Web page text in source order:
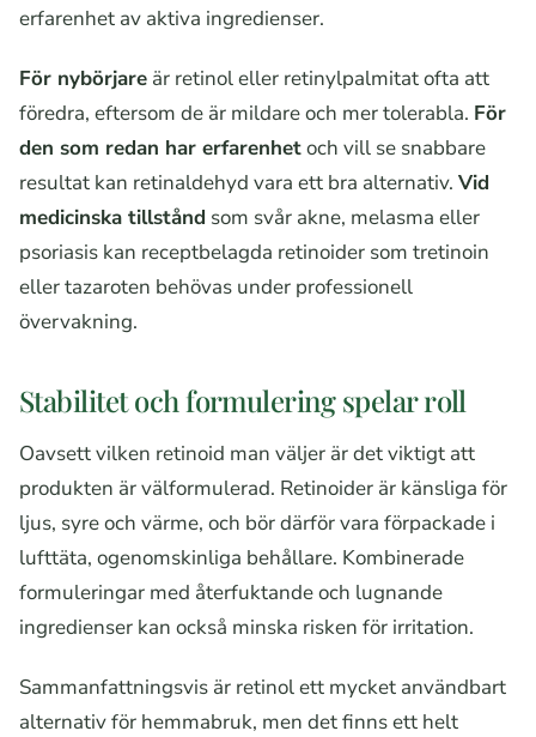
erfarenhet av aktiva ingredienser.
För nybörjare är retinol eller retinylpalmitat ofta att
föredra, eftersom de är mildare och mer tolerabla. För
den som redan har erfarenhetoch vill se snabbare
resultat kan retinaldehyd vara ett bra alternativ. Vid
medicinska tillstånd som svår akne, melasma eller
psoriasis kan receptbelagda retinoider som tretinoin
eller tazaroten behövas under professionell
övervakning.
Stabilitet och formulering spelar roll
Oavsett vilken retinoid man väljer är det viktigt att
produkten är välformulerad. Retinoider är känsliga för
ljus, syre och värme, och bör därför vara förpackade i
lufttäta, ogenomskinliga behållare. Kombinerade
formuleringar med återfuktande och lugnande
ingredienser kan också minska risken för irritation.
Sammanfattningsvis är retinol ett mycket användbart
alternativ för hemmabruk, men det finns ett helt